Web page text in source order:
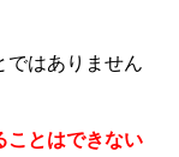
ではありません
ことはできない